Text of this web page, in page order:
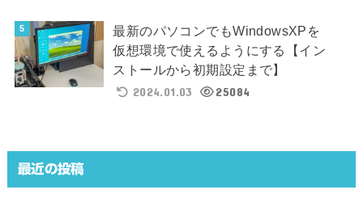
最新のパソコンでもWindowsXPを
仮想環境で使えるようにする【イン
ストールから初期設定まで】
2024.01.03
25084
最近の投稿